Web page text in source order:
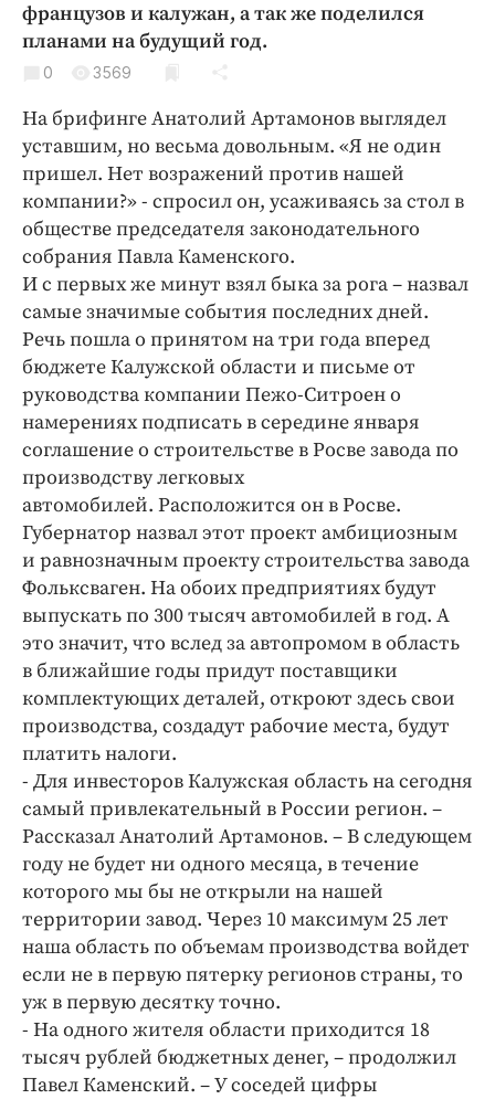
Недвижимость и ЖКХ
Образование
Общество
Погода
Праздники
Происшествия
Спорт
Экономика и бизнес
ПРОЕКТЫ
Блоги
Издания
Медиаперсона
Интересное чтиво
Клиника года
Бренд года
Работодатель года
французов и калужан, а так же поделился
планами на будущий год.
0 3569
На брифинге Анатолий Артамонов выглядел
уставшим, но весьма довольным. «Я не один
пришел. Нет возражений против нашей
компании?» - спросил он, усаживаясь за стол в
обществе председателя законодательного
собрания Павла Каменского.
И с первых же минут взял быка за рога – назвал
самые значимые события последних дней.
Речь пошла о принятом на три года вперед
бюджете Калужской области и письме от
руководства компании Пежо-Ситроен о
намерениях подписать в середине января
соглашение о строительстве в Росве завода по
производству легковых
автомобилей. Расположится он в Росве.
Губернатор назвал этот проект амбициозным
и равнозначным проекту строительства завода
Фольксваген. На обоих предприятиях будут
выпускать по 300 тысяч автомобилей в год. А
это значит, что вслед за автопромом в область
в ближайшие годы придут поставщики
комплектующих деталей, откроют здесь свои
производства, создадут рабочие места, будут
платить налоги.
- Для инвесторов Калужская область на сегодня
самый привлекательный в России регион. –
Рассказал Анатолий Артамонов. – В следующем
году не будет ни одного месяца, в течение
которого мы бы не открыли на нашей
территории завод. Через 10 максимум 25 лет
наша область по объемам производства войдет
если не в первую пятерку регионов страны, то
уж в первую десятку точно.
- На одного жителя области приходится 18
тысяч рублей бюджетных денег, – продолжил
Павел Каменский. – У соседей цифры